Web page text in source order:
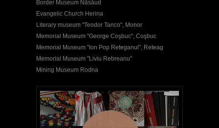
Border Museum Năsăud
Evangelic Church Herina
Literary museum "Teodor Tanco", Monor
Memorial Museum "George Coşbuc", Coşbuc
Memorial Museum "Ion Pop Reteganul", Reteag
Memorial Museum "Liviu Rebreanu"
Mining Museum Rodna